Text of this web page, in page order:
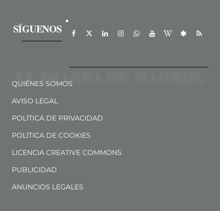
SÍGUENOS
QUIÉNES SOMOS
AVISO LEGAL
POLÍTICA DE PRIVACIDAD
POLÍTICA DE COOKIES
LICENCIA CREATIVE COMMONS
PUBLICIDAD
ANUNCIOS LEGALES